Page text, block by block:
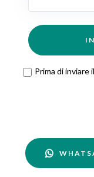
Prima di inviare